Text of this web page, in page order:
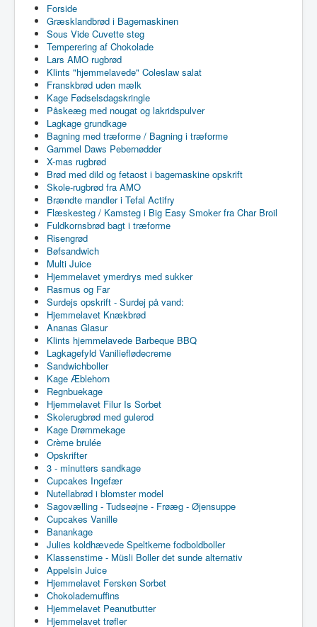
Forside
Græsklandbrød i Bagemaskinen
Sous Vide Cuvette steg
Temperering af Chokolade
Lars AMO rugbrød
Klints "hjemmelavede" Coleslaw salat
Franskbrød uden mælk
Kage Fødselsdagskringle
Påskeæg med nougat og lakridspulver
Lagkage grundkage
Bagning med træforme / Bagning i træforme
Gammel Daws Pebernødder
X-mas rugbrød
Brød med dild og fetaost i bagemaskine opskrift
Skole-rugbrød fra AMO
Brændte mandler i Tefal Actifry
Flæskesteg / Kamsteg i Big Easy Smoker fra Char Broil
Fuldkornsbrød bagt i træforme
Risengrød
Bøfsandwich
Multi Juice
Hjemmelavet ymerdrys med sukker
Rasmus og Far
Surdejs opskrift - Surdej på vand:
Hjemmelavet Knækbrød
Ananas Glasur
Klints hjemmelavede Barbeque BBQ
Lagkagefyld Vanilieflødecreme
Sandwichboller
Kage Æblehorn
Regnbuekage
Hjemmelavet Filur Is Sorbet
Skolerugbrød med gulerod
Kage Drømmekage
Crème brulée
Opskrifter
3 - minutters sandkage
Cupcakes Ingefær
Nutellabrød i blomster model
Sagovælling - Tudseøjne - Frøæg - Øjensuppe
Cupcakes Vanille
Banankage
Julies koldhævede Speltkerne fodboldboller
Klassenstime - Müsli Boller det sunde alternativ
Appelsin Juice
Hjemmelavet Fersken Sorbet
Chokolademuffins
Hjemmelavet Peanutbutter
Hjemmelavet trøfler